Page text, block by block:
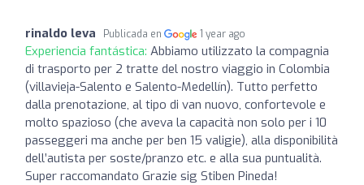
rinaldo leva Publicada en 1 year ago
Experiencia fantástica: Abbiamo utilizzato la compagnia
di trasporto per 2 tratte del nostro viaggio in Colombia
(villavieja-Salento e Salento-Medellín). Tutto perfetto
dalla prenotazione, al tipo di van nuovo, confortevole e
molto spazioso (che aveva la capacità non solo per i 10
passeggeri ma anche per ben 15 valigie), alla disponibilità
dell’autista per soste/pranzo etc. e alla sua puntualità.
Super raccomandato Grazie sig Stiben Pineda!